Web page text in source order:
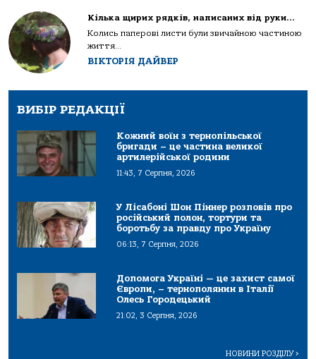
Кілька щирих рядків, написаних від руки…
Колись паперові листи були звичайною частиною
життя...
ВІКТОРІЯ ДАЙВЕР
ВИБІР РЕДАКЦІЇ
Кожний воїн з тернопільської
бригади – це частина великої
артилерійської родини
11:43, 7 Серпня, 2026
У Лісабоні Шон Піннер розповів про
російський полон, тортури та
боротьбу за правду про Україну
06:13, 7 Серпня, 2026
Допомога Україні — це захист самої
Європи, – тернополянин в Італії
Олесь Городецький
21:02, 3 Серпня, 2026
НОВИНИ РОЗДІЛУ>